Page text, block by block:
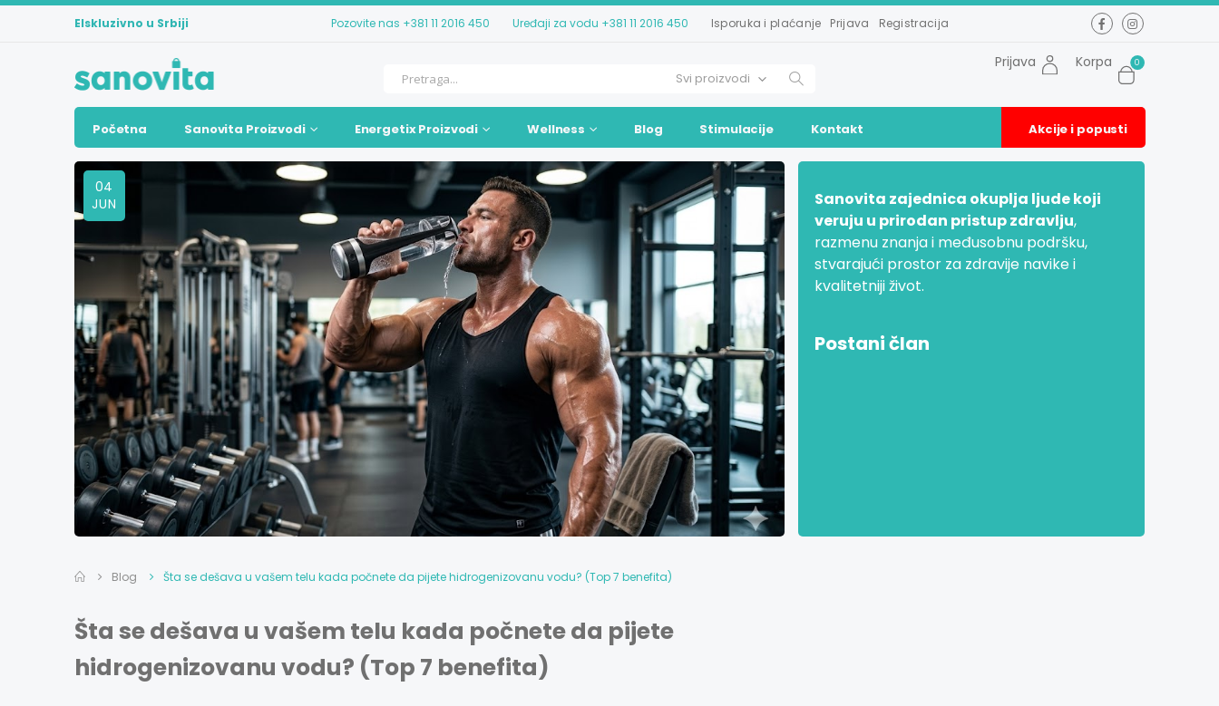
Elskluzivno u Srbiji Pozovite nas +381 11 2016 450 Uređaji za vodu +381 11 2016 450 Isporuka i plaćanje Prijava Registracija
Prijava Korpa 0
Početna Sanovita Proizvodi Energetix Proizvodi Wellness Blog Stimulacije Kontakt Akcije i popusti
04
JUN
Sanovita zajednica okuplja ljude koji
veruju u prirodan pristup zdravlju,
razmenu znanja i međusobnu podršku,
stvarajući prostor za zdravije navike i
kvalitetniji život.
Postani član
Blog Šta se dešava u vašem telu kada počnete da pijete hidrogenizovanu vodu? (Top 7 benefita)
Šta se dešava u vašem telu kada počnete da pijete
hidrogenizovanu vodu? (Top 7 benefita)